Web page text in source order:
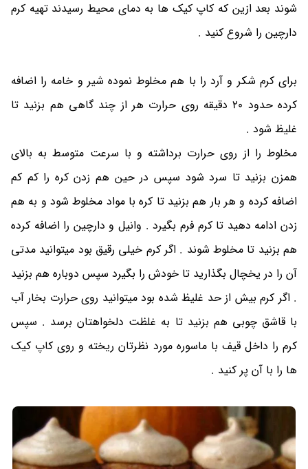
شوند بعد ازین که کاپ کیک ها به دمای محیط رسیدند تهیه کرم
دارچین را شروع کنید .
برای کرم شکر و آرد را با هم مخلوط نموده شیر و خامه را اضافه
کرده حدود 20 دقیقه روی حرارت هر از چند گاهی هم بزنید تا
غلیظ شود .
مخلوط را از روی حرارت برداشته و با سرعت متوسط به بالای
همزن بزنید تا سرد شود سپس در حین هم زدن کره را کم کم
اضافه کرده و هر بار هم بزنید تا کره با مواد مخلوط شود و به هم
زدن ادامه دهید تا کرم فرم بگیرد . وانیل و دارچین را اضافه کرده
هم بزنید تا مخلوط شوند . اگر کرم خیلی رقیق بود میتوانید مدتی
آن را در یخچال بگذارید تا خودش را بگیرد سپس دوباره هم بزنید
. اگر کرم بیش از حد غلیظ شده بود میتوانید روی حرارت بخار آب
با قاشق چوبی هم بزنید تا به غلظت دلخواهتان برسد . سپس
کرم را داخل قیف با ماسوره مورد نظرتان ریخته و روی کاپ کیک
ها را با آن پر کنید .